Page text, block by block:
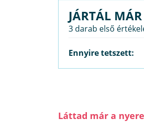
JÁRTÁL
3 darab első
Ennyire tetszett:
Láttad már a